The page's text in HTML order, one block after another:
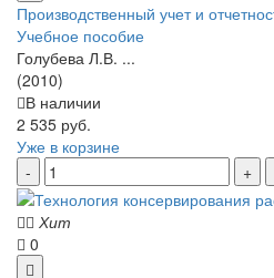
Производственный учет и
Учебное пособие
Голубева Л.В. ...
(2010)
В наличии
2 535 руб.
Уже в корзине
Хит
0